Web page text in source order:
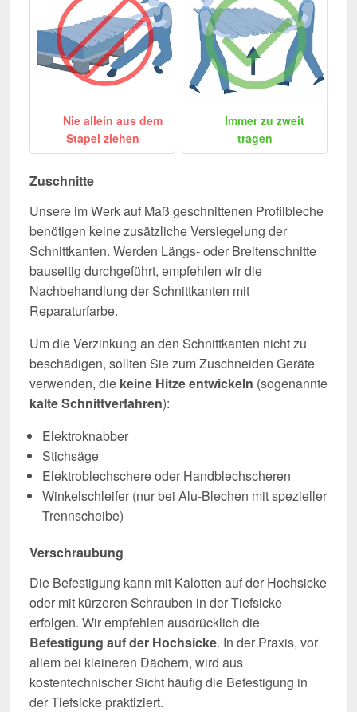
Nie allein aus dem
Stapel ziehen
Immer zu zweit
tragen
Zuschnitte
Unsere im Werk auf Maß geschnittenen Profilbleche
benötigen keine zusätzliche Versiegelung der
Schnittkanten. Werden Längs- oder Breitenschnitte
bauseitig durchgeführt, empfehlen wir die
Nachbehandlung der Schnittkanten mit
Reparaturfarbe.
Um die Verzinkung an den Schnittkanten nicht zu
beschädigen, sollten Sie zum Zuschneiden Geräte
verwenden, die keine Hitze entwickeln (sogenannte
kalte Schnittverfahren):
Elektroknabber
Stichsäge
Elektroblechschere oder Handblechscheren
Winkelschleifer (nur bei Alu-Blechen mit spezieller
Trennscheibe)
Verschraubung
Die Befestigung kann mit Kalotten auf der Hochsicke
oder mit kürzeren Schrauben in der Tiefsicke
erfolgen. Wir empfehlen ausdrücklich die
Befestigung auf der Hochsicke. In der Praxis, vor
allem bei kleineren Dächern, wird aus
kostentechnischer Sicht häufig die Befestigung in
der Tiefsicke praktiziert.